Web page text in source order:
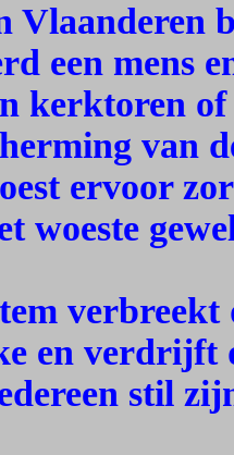
Vlaanderen
een mens
kerktoren
van
ervoor
woeste
en verdrijft
stil